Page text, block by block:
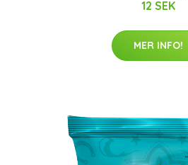
12 SEK
MER INFO!